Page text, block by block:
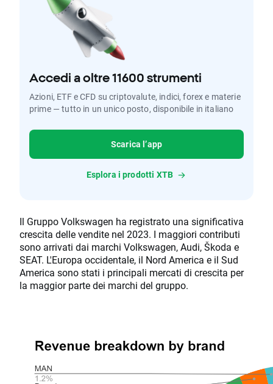
Accedi a oltre 11600 strumenti
Azioni, ETF e CFD su criptovalute, indici, forex e materie
prime — tutto in un unico posto, disponibile in italiano
Scarica l’app
Esplora i prodotti XTB
Il Gruppo Volkswagen ha registrato una significativa
crescita delle vendite nel 2023. I maggiori contributi
sono arrivati dai marchi Volkswagen, Audi, Škoda e
SEAT. L'Europa occidentale, il Nord America e il Sud
America sono stati i principali mercati di crescita per
la maggior parte dei marchi del gruppo.